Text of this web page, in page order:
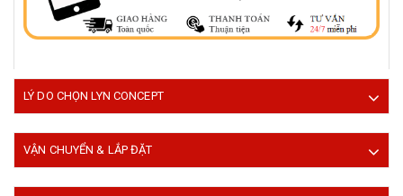
LÝ DO CHỌN LYN CONCEPT
VẬN CHUYỂN & LẮP ĐẶT